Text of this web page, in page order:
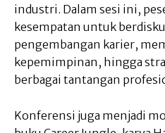
industri. Dalam sesi ini,
kesempatan untuk
pengembangan karier,
kepemimpinan, hingga
berbagai tantangan
Konferensi juga menjadi